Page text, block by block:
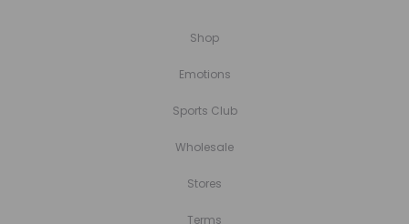
Shop
Emotions
Sports Club
Wholesale
Stores
Terms